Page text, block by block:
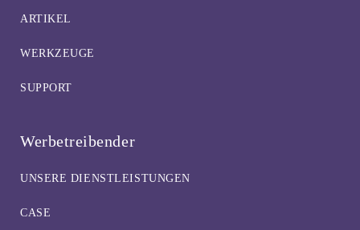
ARTIKEL
WERKZEUGE
SUPPORT
Werbetreibender
UNSERE DIENSTLEISTUNGEN
CASE